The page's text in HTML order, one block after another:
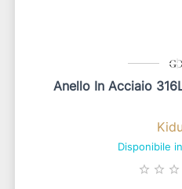
Anello In Acciaio
Disponibile
star_border star_border star_border